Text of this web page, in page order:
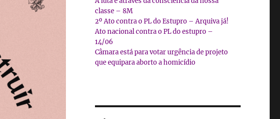
classe – 8M
2º Ato contra o PL do Estupro – Arquiva já!
Ato nacional contra o PL do estupro –
14/06
Câmara está para votar urgência de projeto
que equipara aborto a homicídio